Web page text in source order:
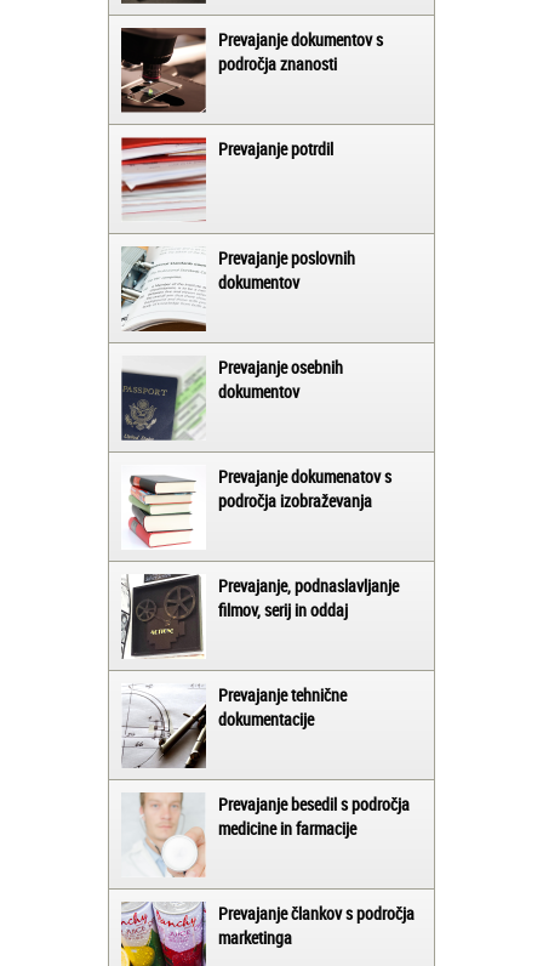
Prevajanje dokumentov s
področja znanosti
Prevajanje potrdil
Prevajanje poslovnih
dokumentov
Prevajanje osebnih
dokumentov
Prevajanje dokumenatov s
področja izobraževanja
Prevajanje, podnaslavljanje
filmov, serij in oddaj
Prevajanje tehnične
dokumentacije
Prevajanje besedil s področja
medicine in farmacije
Prevajanje člankov s področja
marketinga